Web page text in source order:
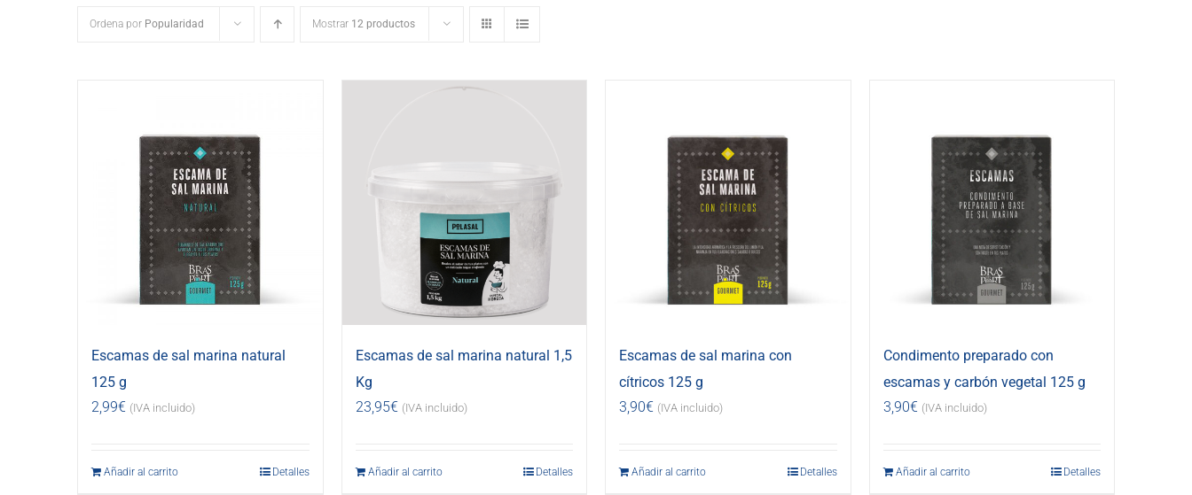
Ordena por Popularidad Mostrar 12 productos
Escamas de sal marina natural
125 g
2,99€ (IVA incluido)
Añadir al carrito Detalles
Escamas de sal marina natural 1,5
Kg
23,95€ (IVA incluido)
Añadir al carrito Detalles
Escamas de sal marina con
cítricos 125 g
3,90€ (IVA incluido)
Añadir al carrito Detalles
Condimento preparado con
escamas y carbón vegetal 125 g
3,90€ (IVA incluido)
Añadir al carrito Detalles